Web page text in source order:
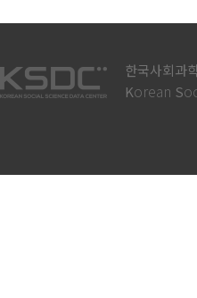
한국사회과
Korean S